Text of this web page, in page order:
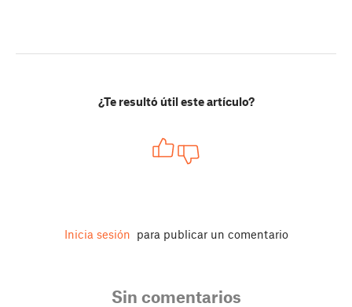
¿Te resultó útil este artículo?
Inicia sesión para publicar un comentario
Sin comentarios